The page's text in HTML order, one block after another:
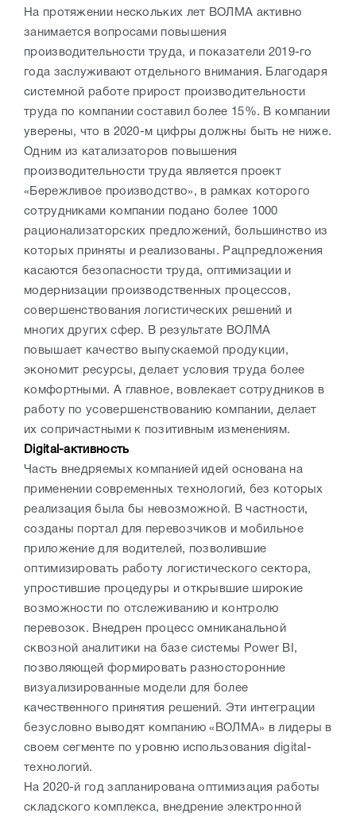
На протяжении нескольких лет ВОЛМА активно
занимается вопросами повышения
производительности труда, и показатели 2019-го
года заслуживают отдельного внимания. Благодаря
системной работе прирост производительности
труда по компании составил более 15%. В компании
уверены, что в 2020-м цифры должны быть не ниже.
Одним из катализаторов повышения
производительности труда является проект
«Бережливое производство», в рамках которого
сотрудниками компании подано более 1000
рационализаторских предложений, большинство из
которых приняты и реализованы. Рацпредложения
касаются безопасности труда, оптимизации и
модернизации производственных процессов,
совершенствования логистических решений и
многих других сфер. В результате ВОЛМА
повышает качество выпускаемой продукции,
экономит ресурсы, делает условия труда более
комфортными. А главное, вовлекает сотрудников в
работу по усовершенствованию компании, делает
их сопричастными к позитивным изменениям.
Digital-активность
Часть внедряемых компанией идей основана на
применении современных технологий, без которых
реализация была бы невозможной. В частности,
созданы портал для перевозчиков и мобильное
приложение для водителей, позволившие
оптимизировать работу логистического сектора,
упростившие процедуры и открывшие широкие
возможности по отслеживанию и контролю
перевозок. Внедрен процесс омниканальной
сквозной аналитики на базе системы Power BI,
позволяющей формировать разносторонние
визуализированные модели для более
качественного принятия решений. Эти интеграции
безусловно выводят компанию «ВОЛМА» в лидеры в
своем сегменте по уровню использования digital-
технологий.
На 2020-й год запланирована оптимизация работы
складского комплекса, внедрение электронной